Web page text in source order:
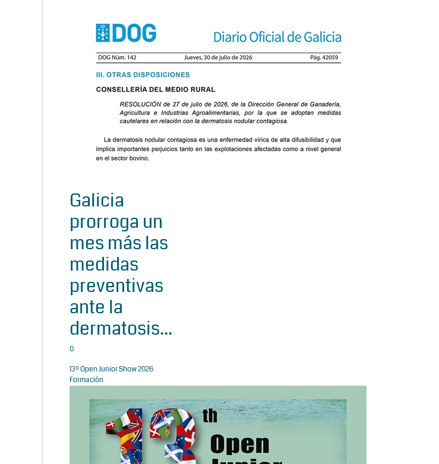
Galicia
prorroga un
mes más las
medidas
preventivas
ante la
dermatosis...
0
13º Open Junior Show 2026
Formación